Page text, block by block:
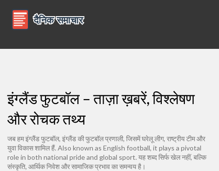
इंग्लैंड फुटबॉल – ताज़ा ख़बरें, विश्लेषण
और रोचक तथ्य
जब हमइंग्लैंड फुटबॉल, इंग्लैंड की फुटबॉल प्रणाली, जिसमें घरेलू लीग, राष्ट्रीय टीम और
युवा विकास शामिल हैं. Also known as English football, it plays a pivotal
role in both national pride and global sport. यह शब्द सिर्फ खेल नहीं, बल्कि
संस्कृति, आर्थिक निवेश और सामाजिक प्रभाव का समन्वय है।